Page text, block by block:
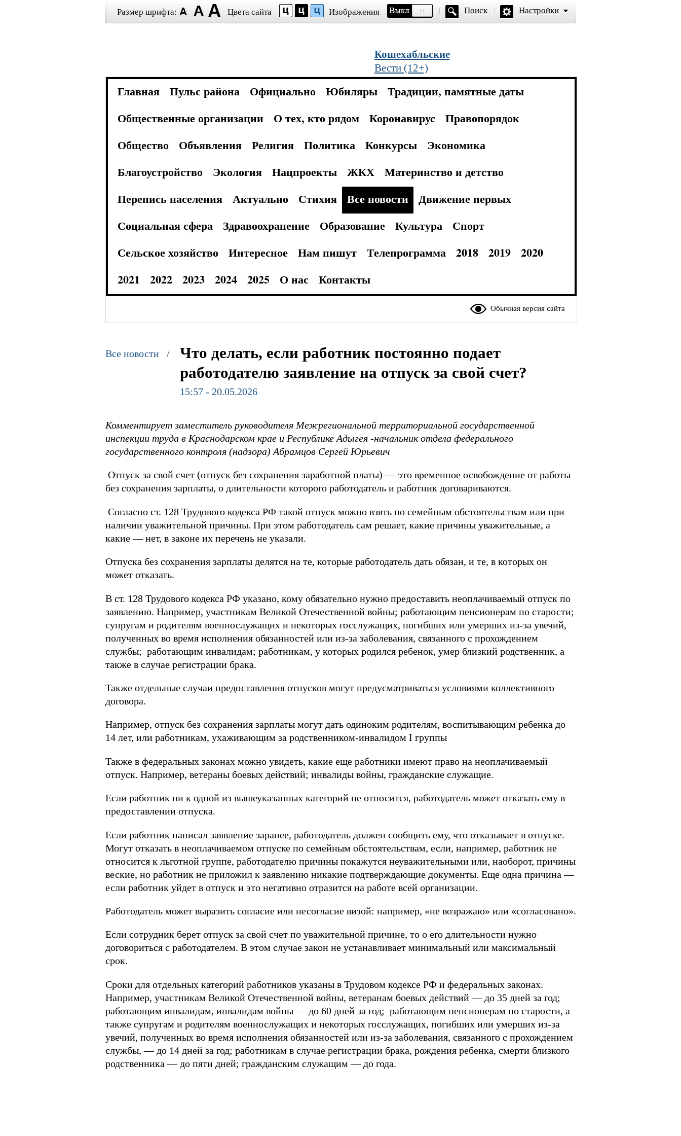
Размер шрифта: Цвета сайта Изображения Поиск Настройки
Кошехабльские
Вести (12+)
Главная Пульс района Официально Юбиляры
Традиции, памятные даты
Общественные организации
О тех, кто рядом Коронавирус
Правопорядок
Общество
Объявления Религия Политика Конкурсы
Экономика
Благоустройство
Экология Нацпроекты ЖКХ
Материнство и детство
Перепись населения
Актуально Стихия Все новости
Движение первых
Социальная сфера
Здравоохранение Образование Культура
Спорт
Сельское хозяйство
Интересное Нам пишут Телепрограмма 2018 2019
2020
2021
2022 2023 2024 2025 О нас Контакты
Обычная версия сайта
Все новости /
Что делать, если работник постоянно подает
работодателю заявление на отпуск за свой счет?
15:57 - 20.05.2026
Комментирует заместитель руководителя Межрегиональной территориальной государственной
инспекции труда в Краснодарском крае и Республике Адыгея -начальник отдела федерального
государственного контроля (надзора) Абрамцов Сергей Юрьевич
Отпуск за свой счет (отпуск без сохранения заработной платы) — это временное освобождение от работы
без сохранения зарплаты, о длительности которого работодатель и работник договариваются.
Согласно ст. 128 Трудового кодекса РФ такой отпуск можно взять по семейным обстоятельствам или при
наличии уважительной причины. При этом работодатель сам решает, какие причины уважительные, а
какие — нет, в законе их перечень не указали.
Отпуска без сохранения зарплаты делятся на те, которые работодатель дать обязан, и те, в которых он
может отказать.
В ст. 128 Трудового кодекса РФ указано, кому обязательно нужно предоставить неоплачиваемый отпуск по
заявлению. Например, участникам Великой Отечественной войны; работающим пенсионерам по старости;
супругам и родителям военнослужащих и некоторых госслужащих, погибших или умерших из-за увечий,
полученных во время исполнения обязанностей или из-за заболевания, связанного с прохождением
службы; работающим инвалидам; работникам, у которых родился ребенок, умер близкий родственник, а
также в случае регистрации брака.
Также отдельные случаи предоставления отпусков могут предусматриваться условиями коллективного
договора.
Например, отпуск без сохранения зарплаты могут дать одиноким родителям, воспитывающим ребенка до
14 лет, или работникам, ухаживающим за родственником-инвалидом I группы
Также в федеральных законах можно увидеть, какие еще работники имеют право на неоплачиваемый
отпуск. Например, ветераны боевых действий; инвалиды войны, гражданские служащие.
Если работник ни к одной из вышеуказанных категорий не относится, работодатель может отказать ему в
предоставлении отпуска.
Если работник написал заявление заранее, работодатель должен сообщить ему, что отказывает в отпуске.
Могут отказать в неоплачиваемом отпуске по семейным обстоятельствам, если, например, работник не
относится к льготной группе, работодателю причины покажутся неуважительными или, наоборот, причины
веские, но работник не приложил к заявлению никакие подтверждающие документы. Еще одна причина —
если работник уйдет в отпуск и это негативно отразится на работе всей организации.
Работодатель может выразить согласие или несогласие визой: например, «не возражаю» или «согласовано».
Если сотрудник берет отпуск за свой счет по уважительной причине, то о его длительности нужно
договориться с работодателем. В этом случае закон не устанавливает минимальный или максимальный
срок.
Сроки для отдельных категорий работников указаны в Трудовом кодексе РФ и федеральных законах.
Например, участникам Великой Отечественной войны, ветеранам боевых действий — до 35 дней за год;
работающим инвалидам, инвалидам войны — до 60 дней за год; работающим пенсионерам по старости, а
также супругам и родителям военнослужащих и некоторых госслужащих, погибших или умерших из-за
увечий, полученных во время исполнения обязанностей или из-за заболевания, связанного с прохождением
службы, — до 14 дней за год; работникам в случае регистрации брака, рождения ребенка, смерти близкого
родственника — до пяти дней; гражданским служащим — до года.